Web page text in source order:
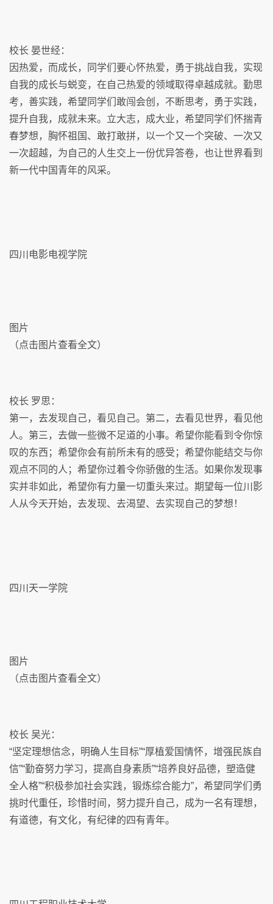
校长 晏世经：
因热爱，而成长，同学们要心怀热爱，勇于挑战自我，实现
自我的成长与蜕变，在自己热爱的领域取得卓越成就。勤思
考，善实践，希望同学们敢闯会创，不断思考，勇于实践，
提升自我，成就未来。立大志，成大业，希望同学们怀揣青
春梦想，胸怀祖国、敢打敢拼，以一个又一个突破、一次又
一次超越，为自己的人生交上一份优异答卷，也让世界看到
新一代中国青年的风采。
四川电影电视学院
图片
（点击图片查看全文）
校长 罗思：
第一，去发现自己，看见自己。第二，去看见世界，看见他
人。第三，去做一些微不足道的小事。希望你能看到令你惊
叹的东西；希望你会有前所未有的感受；希望你能结交与你
观点不同的人；希望你过着令你骄傲的生活。如果你发现事
实并非如此，希望你有力量一切重头来过。期望每一位川影
人从今天开始，去发现、去渴望、去实现自己的梦想！
四川天一学院
图片
（点击图片查看全文）
校长 吴光：
“坚定理想信念，明确人生目标”“厚植爱国情怀，增强民族自
信”“勤奋努力学习，提高自身素质”“培养良好品德，塑造健
全人格”“积极参加社会实践，锻炼综合能力”，希望同学们勇
挑时代重任，珍惜时间，努力提升自己，成为一名有理想，
有道德，有文化，有纪律的四有青年。